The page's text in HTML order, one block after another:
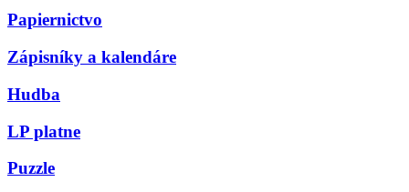
Papiernictvo
Zápisníky a kalendáre
Hudba
LP platne
Puzzle